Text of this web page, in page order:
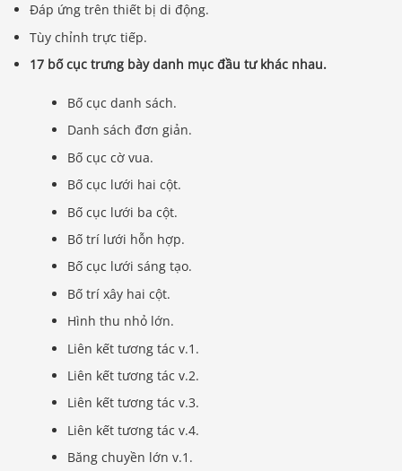
Đáp ứng trên thiết bị di động.
Tùy chỉnh trực tiếp.
17 bố cục trưng bày danh mục đầu tư khác nhau.
Bố cục danh sách.
Danh sách đơn giản.
Bố cục cờ vua.
Bố cục lưới hai cột.
Bố cục lưới ba cột.
Bố trí lưới hỗn hợp.
Bố cục lưới sáng tạo.
Bố trí xây hai cột.
Hình thu nhỏ lớn.
Liên kết tương tác v.1.
Liên kết tương tác v.2.
Liên kết tương tác v.3.
Liên kết tương tác v.4.
Băng chuyền lớn v.1.